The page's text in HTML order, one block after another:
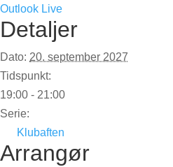
Outlook Live
Detaljer
Dato: 20. september 2027
Tidspunkt:
19:00 - 21:00
Serie:
Klubaften
Arrangør